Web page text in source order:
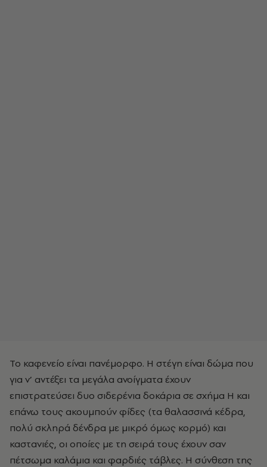
Το καφενείο είναι πανέμορφο. Η στέγη είναι δώμα που
για ν’ αντέξει τα μεγάλα ανοίγματα έχουν
επιστρατεύσει δυο σιδερένια δοκάρια σε σχήμα Η και
επάνω τους ακουμπούν φίδες (τα θαλασσινά κέδρα,
πολύ σκληρά δένδρα με μικρό όμως κορμό) και
καστανιές, οι οποίες με τη σειρά τους έχουν σαν
πέτσωμα καλάμια και φαρδιές τάβλες. Η σύνθεση της